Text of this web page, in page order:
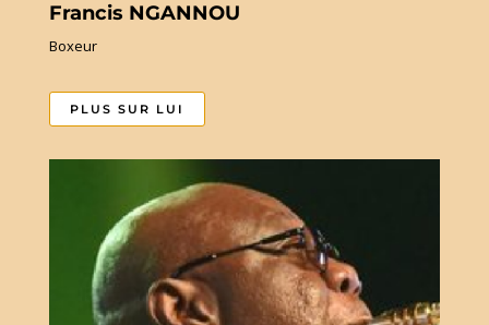
Francis NGANNOU
Boxeur
PLUS SUR LUI